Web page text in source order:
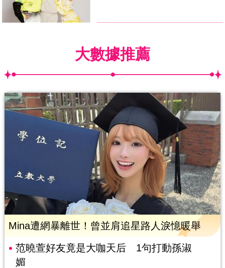
大數據推薦
Mina遭網暴離世！曾並肩追星路人淚憶暖舉
范曉萱好友竟是大咖天后 1句打動孫淑
媚